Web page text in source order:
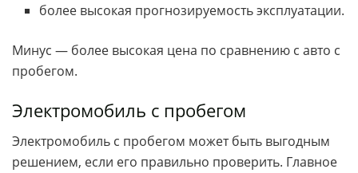
более высокая прогнозируемость эксплуатации.
Минус — более высокая цена по сравнению с авто с
пробегом.
Электромобиль с пробегом
Электромобиль с пробегом может быть выгодным
решением, если его правильно проверить. Главное